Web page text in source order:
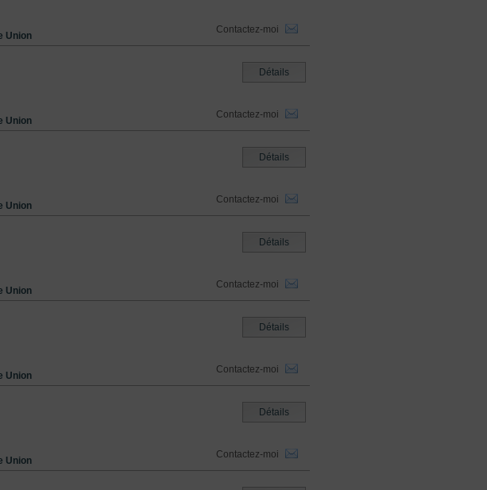
Union
Contactez-moi
Union
Détails
Contactez-moi
Union
Détails
Contactez-moi
Union
Détails
Contactez-moi
Union
Détails
Contactez-moi
Union
Détails
Contactez-moi